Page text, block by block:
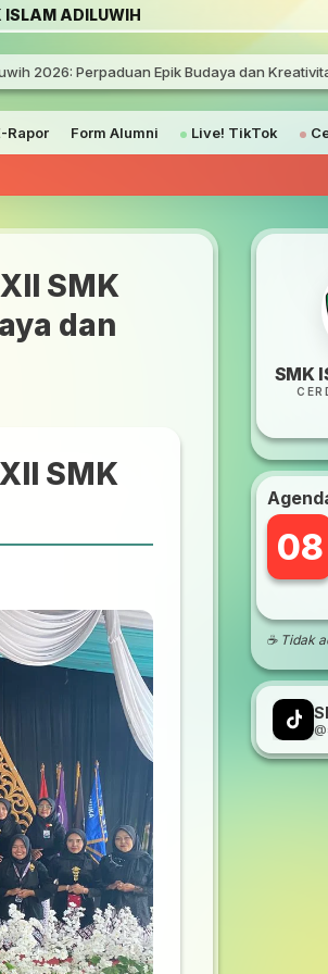
ISLAM ADILUWIH
2026: Perpaduan Epik Budaya dan
Rapor Form Alumni Live! TikTok
SMK
dan
SMK
SMK
08
☕ Tidak